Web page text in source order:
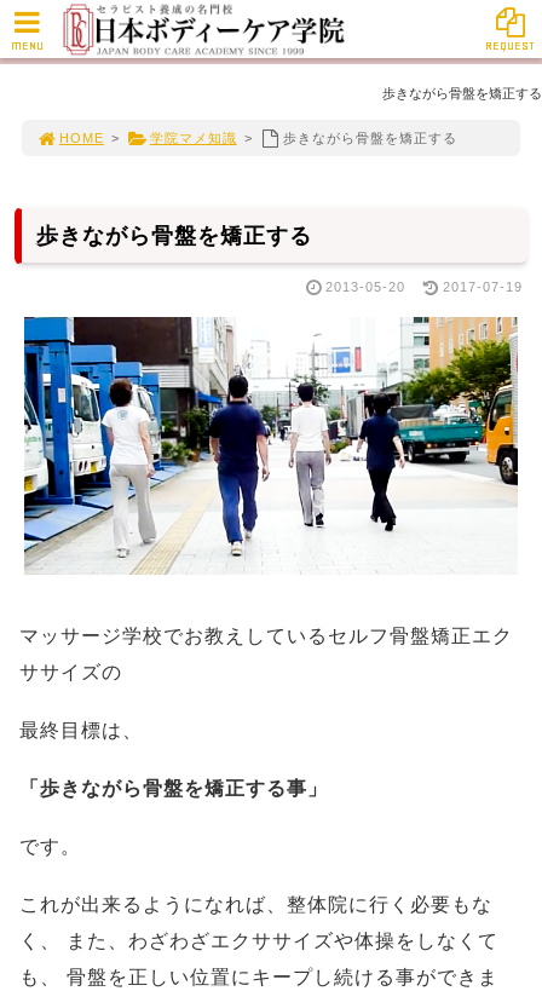
歩きながら骨盤を矯正する
HOME > 学院マメ知識 > 歩きながら骨盤を矯正する
歩きながら骨盤を矯正する
2013-05-20 2017-07-19
マッサージ学校でお教えしているセルフ骨盤矯正エク
ササイズの
最終目標は、
「歩きながら骨盤を矯正する事」
です。
これが出来るようになれば、整体院に行く必要もな
く、
また、わざわざエクササイズや体操をしなくて
も、
骨盤を正しい位置にキープし続ける事ができま
MENU REQUEST